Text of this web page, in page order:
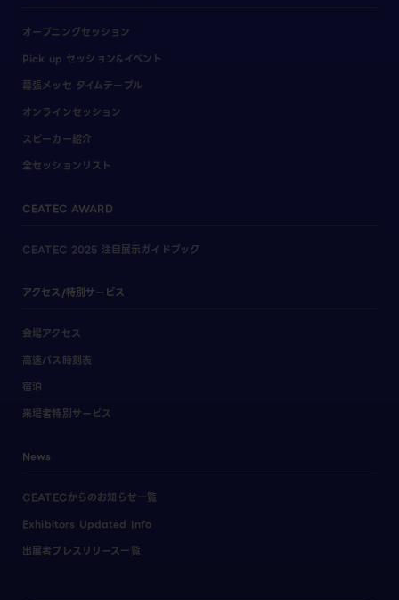
オープニングセッション
Pick up セッション&イベント
幕張メッセ タイムテーブル
オンラインセッション
スピーカー紹介
全セッションリスト
CEATEC AWARD
CEATEC 2025 注目展示ガイドブック
アクセス/特別サービス
会場アクセス
高速バス時刻表
宿泊
来場者特別サービス
News
CEATECからのお知らせ一覧
Exhibitors Updated Info
出展者プレスリリース一覧